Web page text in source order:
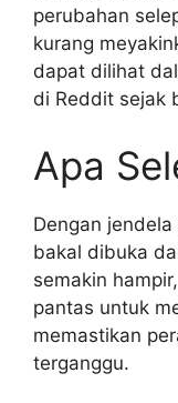
perubahan
kurang
dapat dilihat
di Reddit sejak
Apa
Dengan
bakal dibuka
semakin
pantas untuk
memastikan
terganggu.